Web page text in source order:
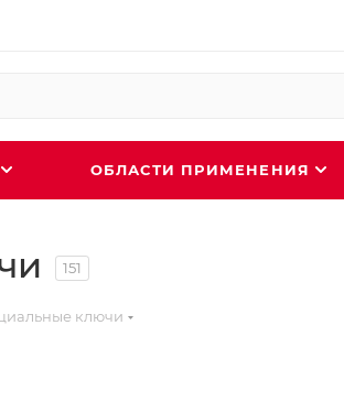
ОБЛАСТИ ПРИМЕНЕНИЯ
151
ключи